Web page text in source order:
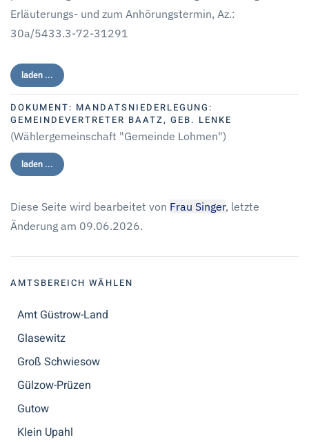
Erläuterungs- und zum Anhörungstermin, Az.:
30a/5433.3-72-31291
laden ...
DOKUMENT: MANDATSNIEDERLEGUNG:
GEMEINDEVERTRETER BAATZ, GEB. LENKE
(Wählergemeinschaft "Gemeinde Lohmen")
laden ...
Diese Seite wird bearbeitet von Frau Singer, letzte
Änderung am 09.06.2026.
AMTSBEREICH WÄHLEN
Amt Güstrow-Land
Glasewitz
Groß Schwiesow
Gülzow-Prüzen
Gutow
Klein Upahl